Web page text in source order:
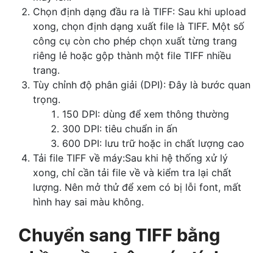
Chọn định dạng đầu ra là TIFF: Sau khi upload
xong, chọn định dạng xuất file là TIFF. Một số
công cụ còn cho phép chọn xuất từng trang
riêng lẻ hoặc gộp thành một file TIFF nhiều
trang.
Tùy chỉnh độ phân giải (DPI): Đây là bước quan
trọng.
150 DPI: dùng để xem thông thường
300 DPI: tiêu chuẩn in ấn
600 DPI: lưu trữ hoặc in chất lượng cao
Tải file TIFF về máy:Sau khi hệ thống xử lý
xong, chỉ cần tải file về và kiểm tra lại chất
lượng. Nên mở thử để xem có bị lỗi font, mất
hình hay sai màu không.
Chuyển sang TIFF bằng